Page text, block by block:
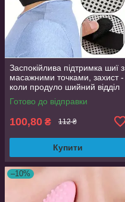
Заспокійлива підтримка шиї з
масажними точками, захист -
коли продуло шийний відділ
хребта
Готово до відправки
100,80 ₴ 112 ₴
Купити
–10%